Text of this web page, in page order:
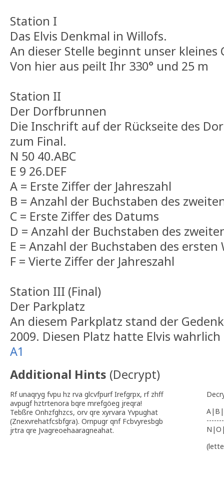
Station I
Das Elvis Denkmal in Willofs.
An dieser Stelle beginnt unser kleines
Von hier aus peilt Ihr 330° und 25 m
Station II
Der Dorfbrunnen
Die Inschrift auf der Rückseite des
zum Final.
N 50 40.ABC
E 9 26.DEF
A = Erste Ziffer der Jahreszahl
B = Anzahl der Buchstaben des
C = Erste Ziffer des Datums
D = Anzahl der Buchstaben des
E = Anzahl der Buchstaben des
F = Vierte Ziffer der Jahreszahl
Station III (Final)
Der Parkplatz
An diesem Parkplatz stand der
2009. Diesen Platz hatte Elvis
A1
Additional Hints (Decrypt)
Rf unaqryg fvpu hz rva glcvfpurf Irefgrpx, rf zhff
avpugf hztrtenora bqre mrefgöeg jreqra!
Tebßre Onhzfghzcs, orv qre xyrvara Yvpughat
(Znexvrehatfcsbfgra). Ornpugr qnf Fcbvyresbgb
jrtra qre Jvagreoehaaragneahat.